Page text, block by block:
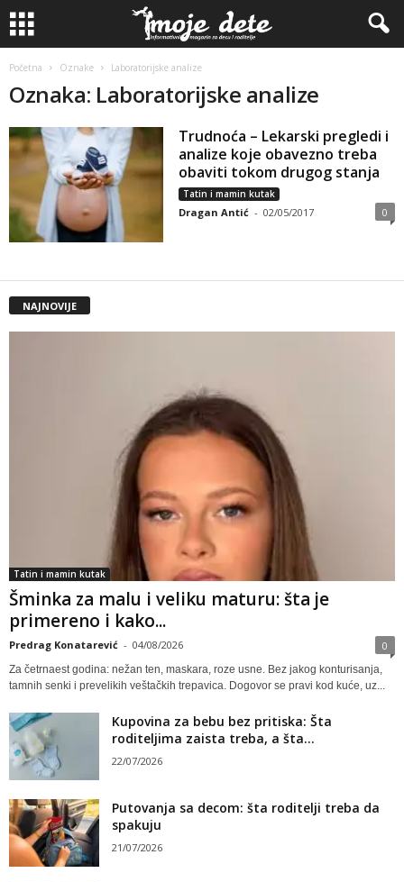
Početna Oznake Laboratorijske analize
Oznaka: Laboratorijske analize
Trudnoća – Lekarski pregledi i
analize koje obavezno treba
obaviti tokom drugog stanja
Tatin i mamin kutak
Dragan Antić - 02/05/2017 0
NAJNOVIJE
Tatin i mamin kutak
Šminka za malu i veliku maturu: šta je
primereno i kako...
Predrag Konatarević - 04/08/2026 0
Za četrnaest godina: nežan ten, maskara, roze usne. Bez jakog konturisanja,
tamnih senki i prevelikih veštačkih trepavica. Dogovor se pravi kod kuće, uz...
Kupovina za bebu bez pritiska: Šta
roditeljima zaista treba, a šta...
22/07/2026
Putovanja sa decom: šta roditelji treba da
spakuju
21/07/2026